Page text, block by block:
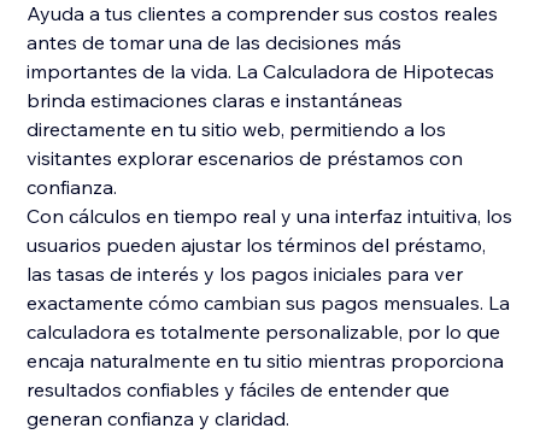
Ayuda a tus clientes a comprender sus costos reales
antes de tomar una de las decisiones más
importantes de la vida. La Calculadora de Hipotecas
brinda estimaciones claras e instantáneas
directamente en tu sitio web, permitiendo a los
visitantes explorar escenarios de préstamos con
confianza.
Con cálculos en tiempo real y una interfaz intuitiva, los
usuarios pueden ajustar los términos del préstamo,
las tasas de interés y los pagos iniciales para ver
exactamente cómo cambian sus pagos mensuales. La
calculadora es totalmente personalizable, por lo que
encaja naturalmente en tu sitio mientras proporciona
resultados confiables y fáciles de entender que
generan confianza y claridad.